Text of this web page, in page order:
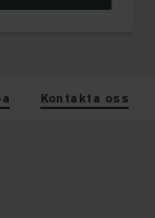
Kontakta oss